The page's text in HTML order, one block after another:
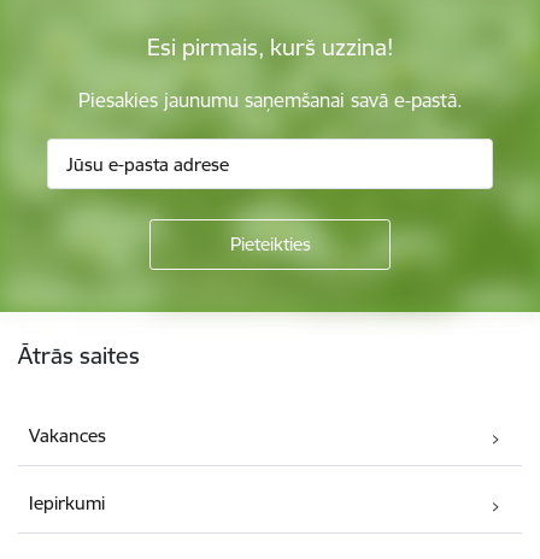
Esi pirmais, kurš uzzina!
Piesakies jaunumu saņemšanai savā e-pastā.
Ātrās saites
Vakances
Iepirkumi